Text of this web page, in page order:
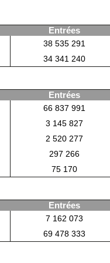
Entrées
38 535 291
34 341 240
Entrées
66 837 991
3 145 827
2 520 277
297 266
75 170
Entrées
7 162 073
69 478 333